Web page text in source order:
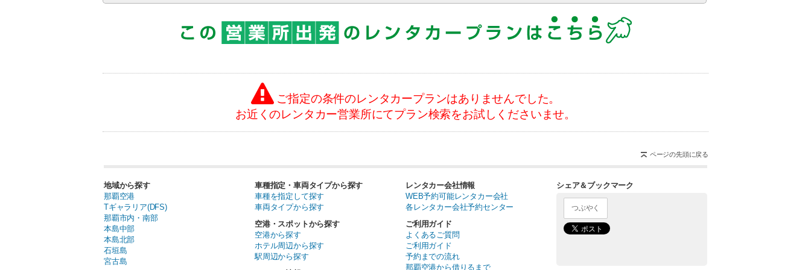
ご指定の条件のレンタカープランはありませんでした。
お近くのレンタカー営業所にてプラン検索をお試しくださいませ。
ページの先頭に戻る
地域から探す
那覇空港
Tギャラリア(DFS)
那覇市内・南部
本島中部
本島北部
石垣島
宮古島
車種指定・車両タイプから探す
車種を指定して探す
車両タイプから探す
空港・スポットから探す
空港から探す
ホテル周辺から探す
駅周辺から探す
レンタカー会社情報
WEB予約可能レンタカー会社
各レンタカー会社予約センター
ご利用ガイド
よくあるご質問
ご利用ガイド
予約までの流れ
那覇空港から借りるまで
シェア＆ブックマーク